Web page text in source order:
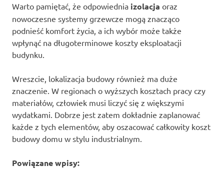
Warto pamiętać, że odpowiednia izolacja oraz
nowoczesne systemy grzewcze mogą znacząco
podnieść komfort życia, a ich wybór może także
wpłynąć na długoterminowe koszty eksploatacji
budynku.
Wreszcie, lokalizacja budowy również ma duże
znaczenie. W regionach o wyższych kosztach pracy czy
materiałów, człowiek musi liczyć się z większymi
wydatkami. Dobrze jest zatem dokładnie zaplanować
każde z tych elementów, aby oszacować całkowity koszt
budowy domu w stylu industrialnym.
Powiązane wpisy: